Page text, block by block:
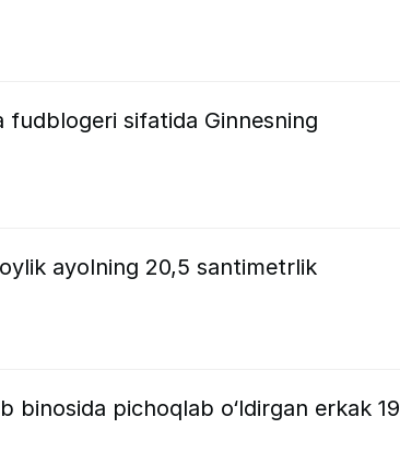
sifatida Ginnesning
ayolning 20,5 santimetrlik
binosida pichoqlab o‘ldirgan erkak 19